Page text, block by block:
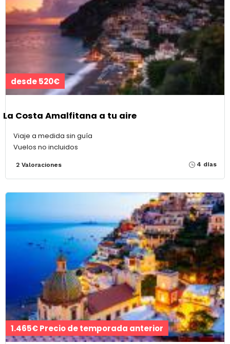
desde 520€
La Costa Amalfitana a tu aire
Viaje a medida sin guía
Vuelos no incluidos
2 Valoraciones 4 días
1.465€ Precio de temporada anterior